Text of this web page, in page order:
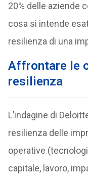
20% delle aziende
cosa si intende
resilienza di una
Affrontare le
resilienza
L’indagine di
resilienza delle
operative
capitale, lavoro,